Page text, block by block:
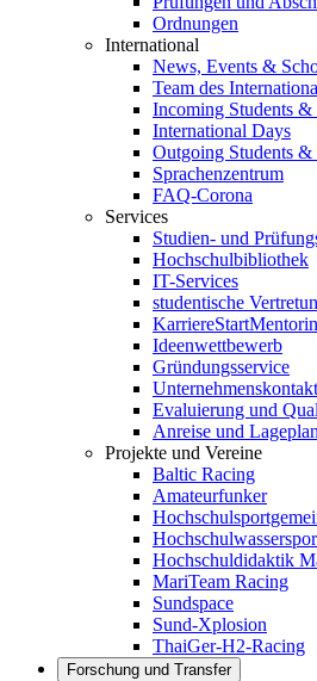
Ordnungen
International
News, Events &
Team des
Incoming Students &
International Days
Outgoing Students &
Sprachenzentrum
FAQ-Corona
Services
Studien- und
Hochschulbibliothek
IT-Services
studentische
Ideenwettbewerb
Gründungsservice
Evaluierung und
Anreise und
Projekte und Vereine
Baltic Racing
Amateurfunker
Hochschuldidaktik
MariTeam Racing
Sundspace
Sund-Xplosion
ThaiGer-H2-Racing
Forschung und Transfer